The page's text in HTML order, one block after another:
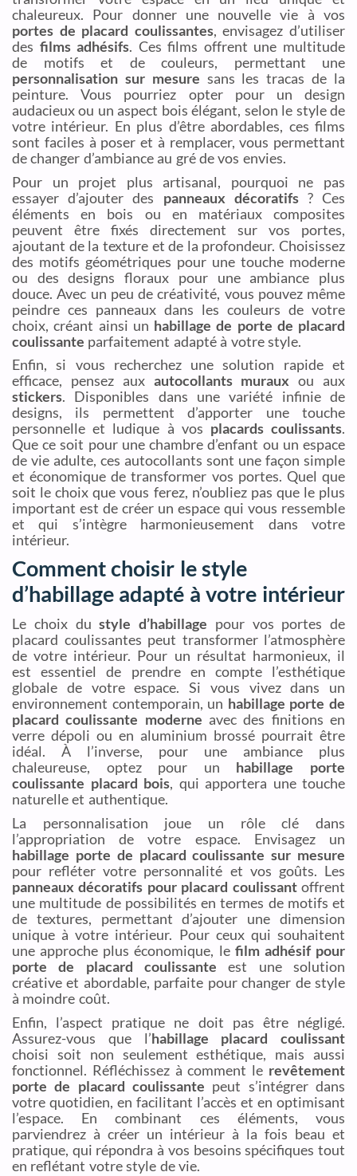
chaleureux. Pour donner une nouvelle vie à vos
portes de placard coulissantes, envisagez d’utiliser
des films adhésifs. Ces films offrent une multitude
de motifs et de couleurs, permettant une
personnalisation sur mesure sans les tracas de la
peinture. Vous pourriez opter pour un design
audacieux ou un aspect bois élégant, selon le style de
votre intérieur. En plus d’être abordables, ces films
sont faciles à poser et à remplacer, vous permettant
de changer d’ambiance au gré de vos envies.
Pour un projet plus artisanal, pourquoi ne pas
essayer d’ajouter des panneaux décoratifs? Ces
éléments en bois ou en matériaux composites
peuvent être fixés directement sur vos portes,
ajoutant de la texture et de la profondeur. Choisissez
des motifs géométriques pour une touche moderne
ou des designs floraux pour une ambiance plus
douce. Avec un peu de créativité, vous pouvez même
peindre ces panneaux dans les couleurs de votre
choix, créant ainsi un habillage de porte de placard
coulissante parfaitement adapté à votre style.
Enfin, si vous recherchez une solution rapide et
efficace, pensez aux autocollants muraux ou aux
stickers. Disponibles dans une variété infinie de
designs, ils permettent d’apporter une touche
personnelle et ludique à vos placards coulissants.
Que ce soit pour une chambre d’enfant ou un espace
de vie adulte, ces autocollants sont une façon simple
et économique de transformer vos portes. Quel que
soit le choix que vous ferez, n’oubliez pas que le plus
important est de créer un espace qui vous ressemble
et qui s’intègre harmonieusement dans votre
intérieur.
Comment choisir le style
d’habillage adapté à votre intérieur
Le choix dustyle d’habillage pour vos portes de
placard coulissantes peut transformer l’atmosphère
de votre intérieur. Pour un résultat harmonieux, il
est essentiel de prendre en compte l’esthétique
globale de votre espace. Si vous vivez dans un
environnement contemporain, un habillage porte de
placard coulissante moderne avec des finitions en
verre dépoli ou en aluminium brossé pourrait être
idéal. À l’inverse, pour une ambiance plus
chaleureuse, optez pour un habillage porte
coulissante placard bois, qui apportera une touche
naturelle et authentique.
La personnalisation joue un rôle clé dans
l’appropriation de votre espace. Envisagez un
habillage porte de placard coulissante sur mesure
pour refléter votre personnalité et vos goûts. Les
panneaux décoratifs pour placard coulissantoffrent
une multitude de possibilités en termes de motifs et
de textures, permettant d’ajouter une dimension
unique à votre intérieur. Pour ceux qui souhaitent
une approche plus économique, le film adhésif pour
porte de placard coulissante est une solution
créative et abordable, parfaite pour changer de style
à moindre coût.
Enfin, l’aspect pratique ne doit pas être négligé.
Assurez-vous que l’habillage placard coulissant
choisi soit non seulement esthétique, mais aussi
fonctionnel. Réfléchissez à comment le revêtement
porte de placard coulissante peut s’intégrer dans
votre quotidien, en facilitant l’accès et en optimisant
l’espace. En combinant ces éléments, vous
parviendrez à créer un intérieur à la fois beau et
pratique, qui répondra à vos besoins spécifiques tout
en reflétant votre style de vie.